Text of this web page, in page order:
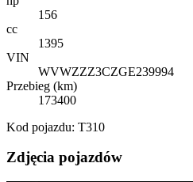
156
cc
1395
VIN
WVWZZZ3CZGE239994
Przebieg (km)
173400
Kod pojazdu: T310
Zdjęcia pojazdów